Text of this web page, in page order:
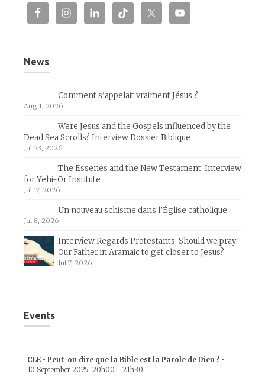
News
Comment s’appelait vraiment Jésus ?
Aug 1, 2026
Were Jesus and the Gospels influenced by the
Dead Sea Scrolls? Interview Dossier Biblique
Jul 23, 2026
The Essenes and the New Testament: Interview
for Yehi-Or Institute
Jul 17, 2026
Un nouveau schisme dans l’Église catholique
Jul 8, 2026
Interview Regards Protestants: Should we pray
Our Father in Aramaic to get closer to Jesus?
Jul 7, 2026
Events
CLE • Peut-on dire que la Bible est la Parole de Dieu ? •
10 September 2025 20h00 - 21h30